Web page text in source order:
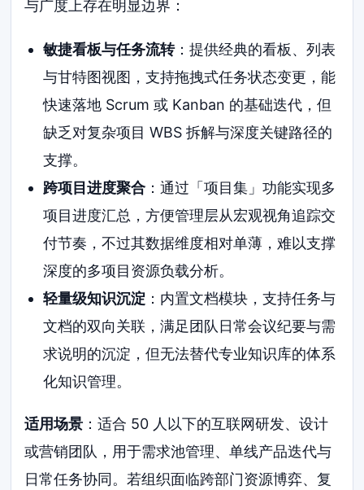
与广度上存在明显边界：
敏捷看板与任务流转：提供经典的看板、列表
与甘特图视图，支持拖拽式任务状态变更，能
快速落地 Scrum 或 Kanban 的基础迭代，但
缺乏对复杂项目 WBS 拆解与深度关键路径的
支撑。
跨项目进度聚合：通过「项目集」功能实现多
项目进度汇总，方便管理层从宏观视角追踪交
付节奏，不过其数据维度相对单薄，难以支撑
深度的多项目资源负载分析。
轻量级知识沉淀：内置文档模块，支持任务与
文档的双向关联，满足团队日常会议纪要与需
求说明的沉淀，但无法替代专业知识库的体系
化知识管理。
适用场景 ：适合 50 人以下的互联网研发、设计
或营销团队，用于需求池管理、单线产品迭代与
日常任务协同。若组织面临跨部门资源博弈、复